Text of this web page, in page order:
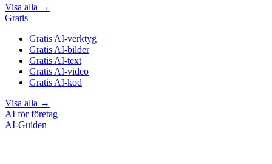
Visa alla →
Gratis
Gratis AI-verktyg
Gratis AI-bilder
Gratis AI-text
Gratis AI-video
Gratis AI-kod
Visa alla →
AI för företag
AI-Guiden